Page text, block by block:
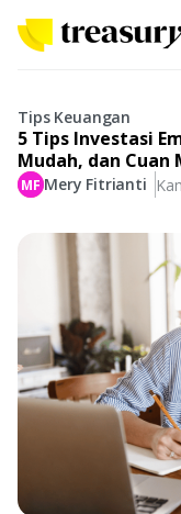
Emas Fisik
Logam Mulia
Antam, UBS
Koin Emas
Koin Nusantara,
Perhiasan
From Story
Buyback
Jual emas kamu
Perusahaan
Gold for Good
Berkontribusi
Green Gold
Indonesia
Indonesia
Tips Keuangan
5 Tips Investasi
Mudah, dan Cuan
Mery Fitrianti